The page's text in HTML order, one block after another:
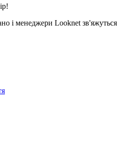
і менеджери Looknet